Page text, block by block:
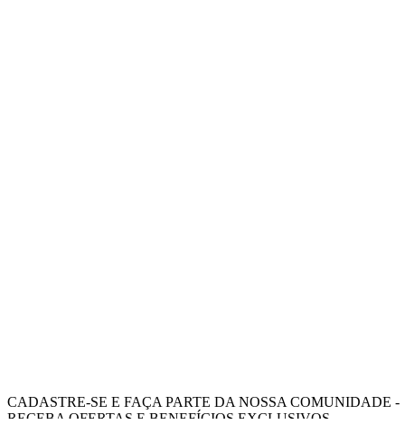
CADASTRE-SE E FAÇA PARTE DA NOSSA COMUNIDADE -
RECEBA OFERTAS E BENEFÍCIOS EXCLUSIVOS.